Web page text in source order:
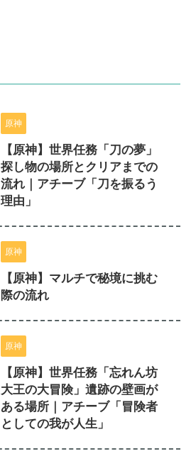
原神
【原神】世界任務「刀の夢」
探し物の場所とクリアまでの
流れ｜アチーブ「刀を振るう
理由」
原神
【原神】マルチで秘境に挑む
際の流れ
原神
【原神】世界任務「忘れん坊
大王の大冒険」遺跡の壁画が
ある場所｜アチーブ「冒険者
としての我が人生」